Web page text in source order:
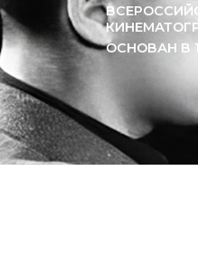
ОСНОВАН В